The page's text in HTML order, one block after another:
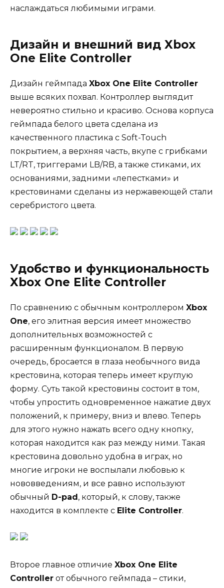
наслаждаться любимыми играми.
Дизайн и внешний вид Xbox
One Elite Controller
Дизайн геймпада Xbox One Elite Controller
выше всяких похвал. Контроллер выглядит
невероятно стильно и красиво. Основа корпуса
геймпада белого цвета сделана из
качественного пластика с Soft-Touch
покрытием, а верхняя часть, вкупе с грибками
LT/RT, триггерами LB/RB, а также стиками, их
основаниями, задними «лепестками» и
крестовинами сделаны из нержавеющей стали
серебристого цвета.
Удобство и функциональность
Xbox One Elite Controller
По сравнению с обычным контроллером Xbox
One, его элитная версия имеет множество
дополнительных возможностей с
расширенным функционалом. В первую
очередь, бросается в глаза необычного вида
крестовина, которая теперь имеет круглую
форму. Суть такой крестовины состоит в том,
чтобы упростить одновременное нажатие двух
положений, к примеру, вниз и влево. Теперь
для этого нужно нажать всего одну кнопку,
которая находится как раз между ними. Такая
крестовина довольно удобна в играх, но
многие игроки не воспылали любовью к
нововведениям, и все равно используют
обычный D-pad, который, к слову, также
находится в комплекте с Elite Controller.
Второе главное отличие Xbox One Elite
Controller от обычного геймпада – стики,